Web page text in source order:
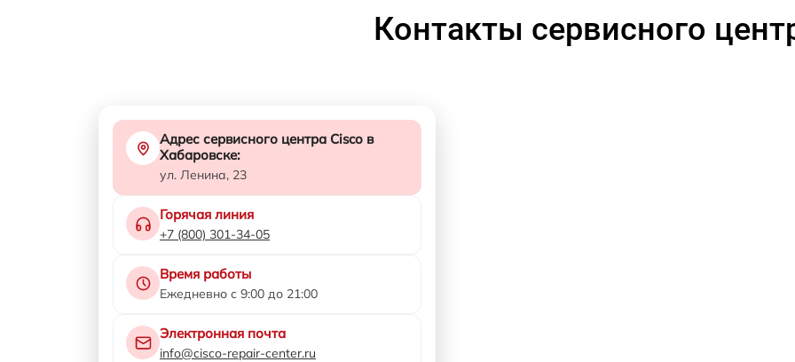
Контакты сервисного
Адрес сервисного центра Cisco в
Хабаровске:
ул. Ленина, 23
Горячая линия
+7 (800) 301-34-05
Время работы
Ежедневно с 9:00 до 21:00
Электронная почта
info@cisco-repair-center.ru